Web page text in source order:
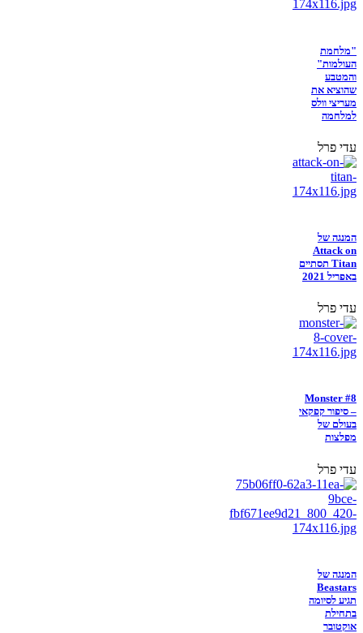
"מלחמת
העולמות"
והמטבע
שהוציא את
מעריצי וולס
למלחמה
עדי פרל
המנגה של
Attack on
Titan תסתיים
באפריל 2021
עדי פרל
Monster #8
– סיפור קפקאי
בעולם של
מפלצות
עדי פרל
המנגה של
Beastars
תגיע לסיומה
בתחילת
אוקטובר